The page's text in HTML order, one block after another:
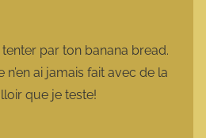
par ton banana bread.
n’en ai jamais fait avec de la
que je teste!